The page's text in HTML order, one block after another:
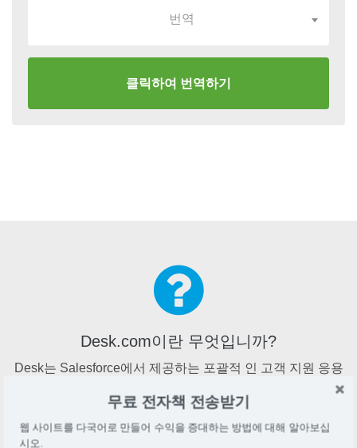
번역
클릭하여 번역하기
Desk.com이란 무엇입니까?
Desk는 Salesforce에서 제공하는 포괄적 인 고객 지원 응용
무료 전자책 전송받기
웹 사이트를 다국어로 만들어 수익을 증대하는 방법에 대해 알아보십
시오.